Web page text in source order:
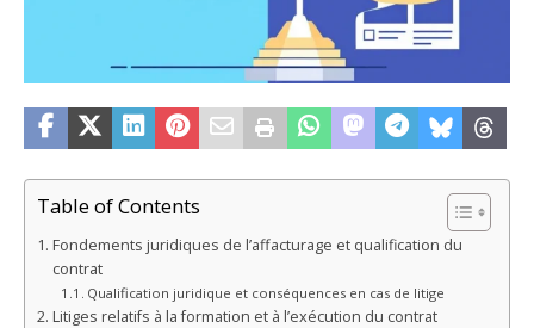
Table of Contents
Fondements juridiques de l’affacturage et qualification du
contrat
Qualification juridique et conséquences en cas de litige
Litiges relatifs à la formation et à l’exécution du contrat